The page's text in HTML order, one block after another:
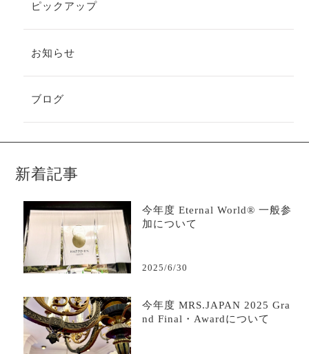
ピックアップ
お知らせ
ブログ
新着記事
今年度 Eternal World® 一般参
加について
2025/6/30
今年度 MRS.JAPAN 2025 Gra
nd Final・Awardについて